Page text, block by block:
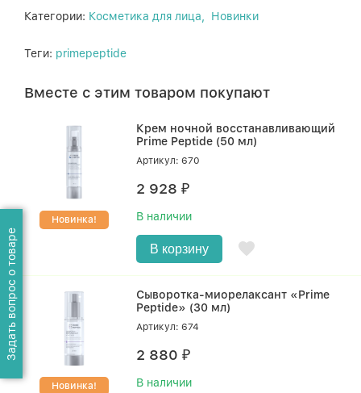
Категории: Косметика для лица, Новинки
Теги: primepeptide
Вместе с этим товаром покупают
Новинка!
Крем ночной восстанавливающий
Prime Peptide (50 мл)
Артикул: 670
2 928₽
В наличии
В корзину
Новинка!
Сыворотка-миорелаксант «Prime
Peptide» (30 мл)
Артикул: 674
2 880₽
В наличии
Задать вопрос о товаре